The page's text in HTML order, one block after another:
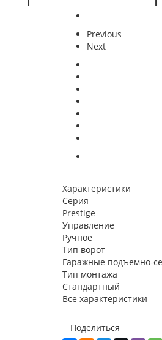
Previous
Next
Характеристики
Серия
Prestige
Управление
Ручное
Тип ворот
Гаражные подъемно-
Тип монтажа
Стандартный
Все характеристики
Поделиться